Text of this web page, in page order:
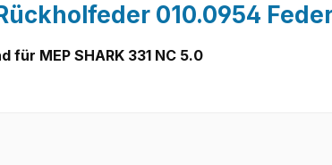
010.0954
für MEP SHARK 331 NC 5.0